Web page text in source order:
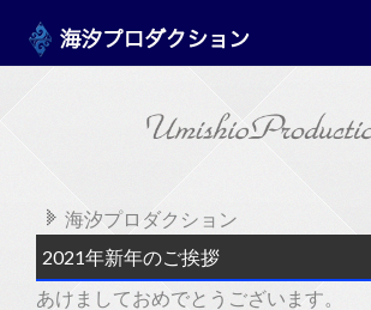
海汐プロダクション
2021年新年のご挨拶
あけましておめでとうございます。